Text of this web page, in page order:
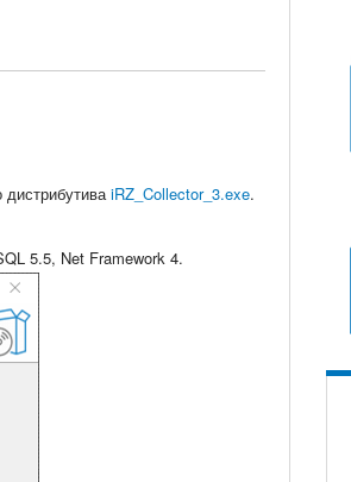
iRZ_Collector_3.exe.
5.5, Net Framework 4.